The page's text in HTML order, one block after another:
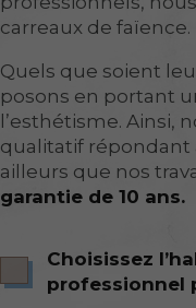
carreaux de faïence.
Quels que soient
posons en portant
l’esthétisme. Ainsi,
qualitatif répondant
ailleurs que nos
garantie de 10 ans.
Choisissez
professionnel